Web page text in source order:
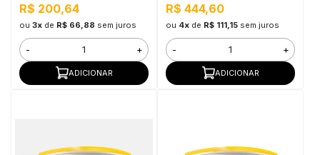
R$ 200,64
ou 3xde R$ 66,88 sem juros
- +
ADICIONAR
R$ 444,60
ou 4xde R$ 111,15 sem juros
- +
ADICIONAR